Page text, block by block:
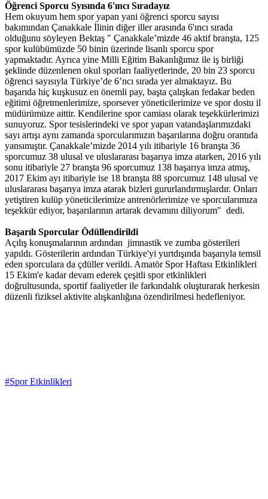
Öğrenci Sporcu Syısında 6'ıncı Sıradayız
Hem okuyum hem spor yapan yani öğrenci sporcu sayısı
bakımından Çanakkale İlinin diğer iller arasında 6'ıncı sırada
olduğunu söyleyen Bektaş " Çanakkale’mizde 46 aktif branşta, 125
spor kulübümüzde 50 binin üzerinde lisanlı sporcu spor
yapmaktadır. Ayrıca yine Milli Eğitim Bakanlığımız ile iş birliği
şeklinde düzenlenen okul sporları faaliyetlerinde, 20 bin 23 sporcu
öğrenci sayısıyla Türkiye’de 6’ncı sırada yer almaktayız. Bu
başarıda hiç kuşkusuz en önemli pay, başta çalışkan fedakar beden
eğitimi öğretmenlerimize, sporsever yöneticilerimize ve spor dostu il
müdürümüze aittir. Kendilerine spor camiası olarak teşekkürlerimizi
sunuyoruz. Spor tesislerindeki ve spor yapan vatandaşlarımızdaki
sayı artışı aynı zamanda sporcularımızın başarılarına doğru orantıda
yansımıştır. Çanakkale’mizde 2014 yılı itibariyle 16 branşta 36
sporcumuz 38 ulusal ve uluslararası başarıya imza atarken, 2016 yılı
sonu itibariyle 27 branşta 96 sporcumuz 138 başarıya imza atmış,
2017 Ekim ayı itibariyle ise 18 branşta 88 sporcumuz 148 ulusal ve
uluslararası başarıya imza atarak bizleri gururlandırmışlardır. Onları
yetiştiren kulüp yöneticilerimize antrenörlerimize ve sporcularımıza
teşekkür ediyor, başarılarının artarak devamını diliyorum" dedi.
Başarılı Sporcular Ödüllendirildi
Açılış konuşmalarının ardından jimnastik ve zumba gösterileri
yapıldı. Gösterilerin ardından Türkiye'yi yurtdışında başarıyla temsil
eden sporculara da çdüller verildi. Amatör Spor Haftası Etkinlikleri
15 Ekim'e kadar devam ederek çeşitli spor etkinlikleri
doğrultusunda, sportif faaliyetler ile farkındalık oluşturarak herkesin
düzenli fiziksel aktivite alışkanlığına özendirilmesi hedefleniyor.
#Spor Etkinlikleri